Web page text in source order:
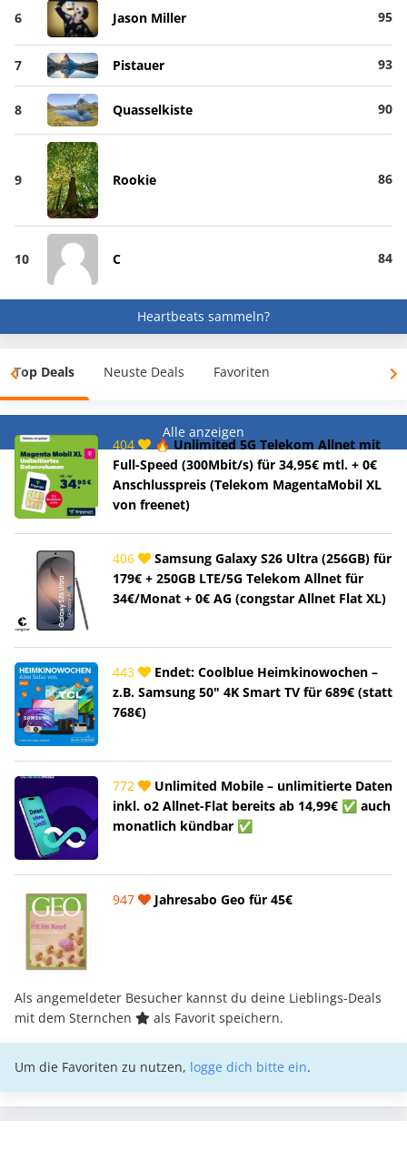
6 Jason Miller 95
7 Pistauer 93
8 Quasselkiste 90
9 Rookie 86
10 C 84
Heartbeats sammeln?
Top Deals Neuste Deals Favoriten
Alle anzeigen
404
🔥 Unlimited 5G Telekom Allnet mit
Full-Speed (300Mbit/s) für 34,95€ mtl. + 0€
Anschlusspreis (Telekom MagentaMobil XL
von freenet)
406
Samsung Galaxy S26 Ultra (256GB) für
179€ + 250GB LTE/5G Telekom Allnet für
34€/Monat + 0€ AG (congstar Allnet Flat XL)
443
Endet: Coolblue Heimkinowochen –
z.B. Samsung 50" 4K Smart TV für 689€ (statt
768€)
772
Unlimited Mobile – unlimitierte Daten
inkl. o2 Allnet-Flat bereits ab 14,99€ ✅ auch
monatlich kündbar ✅
947 Jahresabo Geo für 45€
Als angemeldeter Besucher kannst du deine Lieblings-Deals
mit dem Sternchen
als Favorit speichern.
Um die Favoriten zu nutzen, logge dich bitte ein.